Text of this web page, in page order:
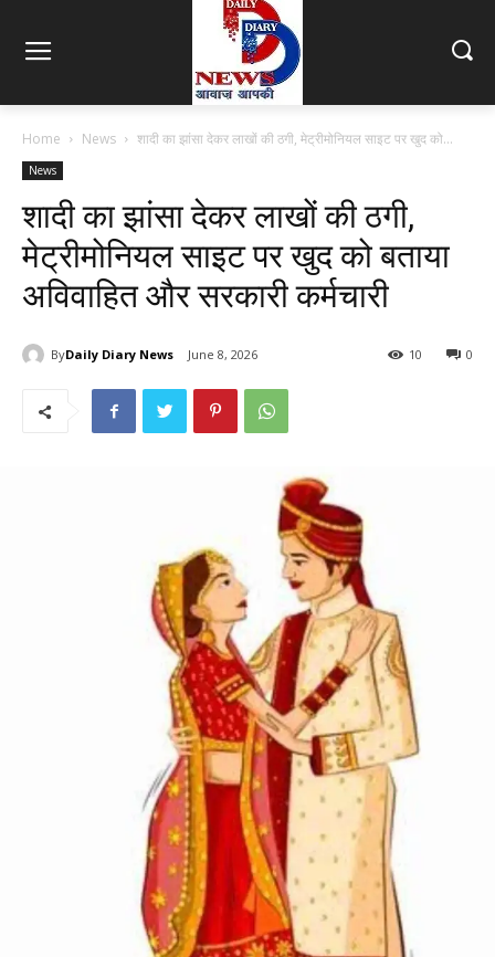
Home News शादी का झांसा देकर लाखों की ठगी, मेट्रीमोनियल साइट पर खुद को...
News
शादी का झांसा देकर लाखों की ठगी,
मेट्रीमोनियल साइट पर खुद को बताया
अविवाहित और सरकारी कर्मचारी
ByDaily Diary News June 8, 2026 0
10